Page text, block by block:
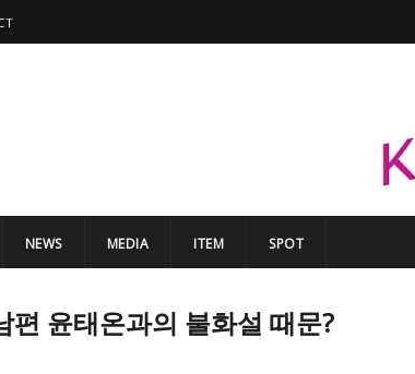
NEWS MEDIA ITEM SPOT
편 윤태온과의 불화설 때문?